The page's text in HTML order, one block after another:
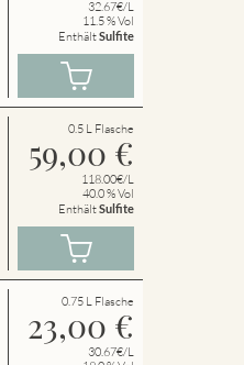
32.67€/L
11.5 % Vol
EnthältSulfite
0.5 L Flasche
59,00 €
118.00€/L
40.0 % Vol
EnthältSulfite
0.75 L Flasche
23,00 €
30.67€/L